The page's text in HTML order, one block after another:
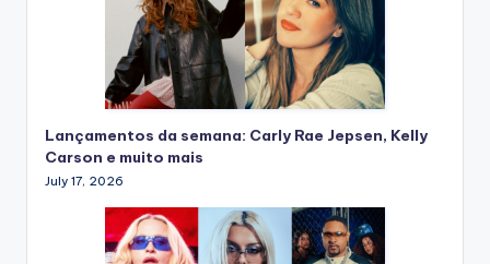
Lançamentos da semana: Carly Rae Jepsen, Kelly
Carson e muito mais
July 17, 2026